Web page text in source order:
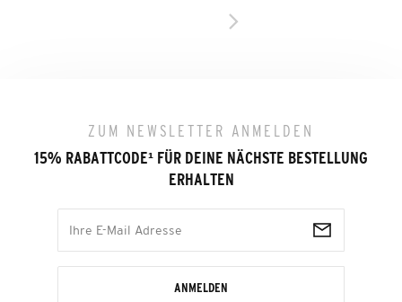
ZUM NEWSLETTER ANMELDEN
15% RABATTCODE¹ FÜR DEINE NÄCHSTE BESTELLUNG
ERHALTEN
ANMELDEN